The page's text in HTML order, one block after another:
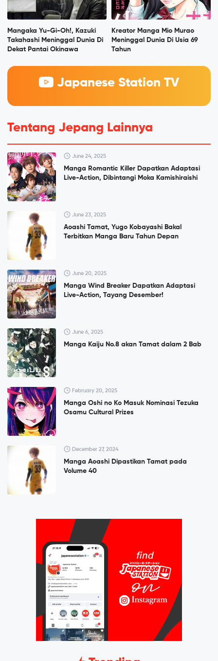
Mangaka Yu-Gi-Oh!, Kazuki
Takahashi Meninggal Dunia Di
Dekat Pantai Okinawa
Kreator Manga Mio Murao
Meninggal Dunia Di Usia 69
Tahun
Japanese Station TV
Tentang Jepang Lainnya
June 24, 2025
Manga Romantic Killer Dapatkan Adaptasi
Live-Action, Dibintangi Moka Kamishiraishi
June 23, 2025
Aoashi Tamat, Yugo Kobayashi Bakal
Terbitkan Manga Baru Tahun Depan
June 20, 2025
Manga Wind Breaker Dapatkan Adaptasi
Live-Action, Tayang Desember!
June 6, 2025
Manga Kaiju No.8 akan Tamat dalam 2 Bab
February 20, 2025
Manga Oshi no Ko Masuk Nominasi Tezuka
Osamu Cultural Prizes
December 27, 2024
Manga Aoashi Dipastikan Tamat pada
Volume 40